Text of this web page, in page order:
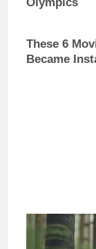
These 6
Became